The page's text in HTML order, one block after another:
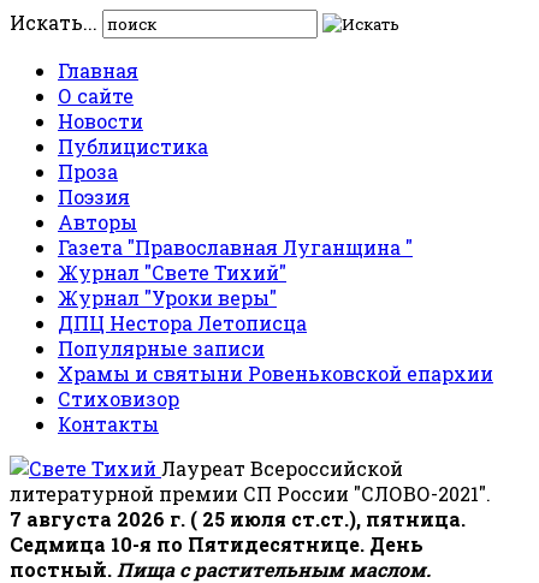
Искать...
Главная
О сайте
Новости
Публицистика
Проза
Поэзия
Авторы
Газета "Православная Луганщина "
Журнал "Свете Тихий"
Журнал "Уроки веры"
ДПЦ Нестора Летописца
Популярные записи
Храмы и святыни Ровеньковской епархии
Стиховизор
Контакты
Лауреат Всероссийской
литературной премии СП России "СЛОВО-2021".
7 августа 2026 г. ( 25 июля ст.ст.), пятница.
Седмица 10-я по Пятидесятнице. День
постный. Пища с растительным маслом.